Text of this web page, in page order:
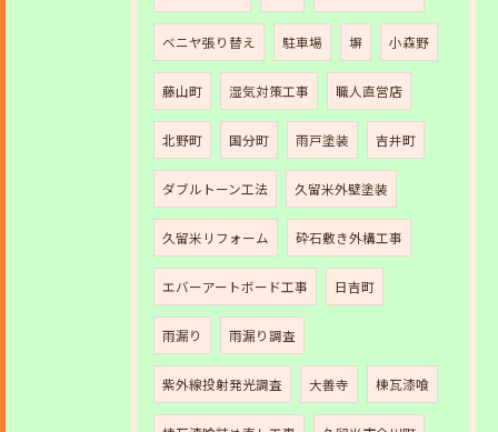
ベニヤ張り替え 駐車場 塀 小森野
藤山町 湿気対策工事 職人直営店
北野町 国分町 雨戸塗装 吉井町
ダブルトーン工法 久留米外壁塗装
久留米リフォーム 砕石敷き外構工事
エバーアートボード工事 日吉町
雨漏り 雨漏り調査
紫外線投射発光調査 大善寺 棟瓦漆喰